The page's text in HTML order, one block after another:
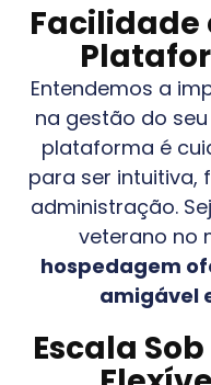
Facilidade
Entendemos a
na gestão do
plataforma é
para ser intuitiva,
administração.
veterano no
hospedagem
amigável
Escala